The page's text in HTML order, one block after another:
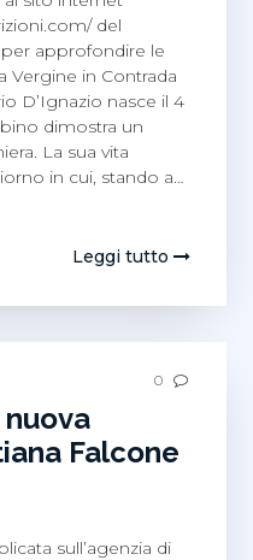
del
approfondire le
Vergine in Contrada
D’Ignazio nasce il 4
dimostra un
La sua vita
in cui, stando a…
Leggi tutto
0
Falcone
sull’agenzia di